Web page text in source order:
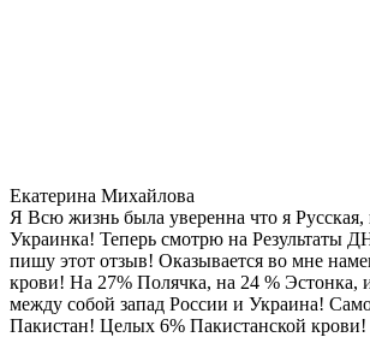
Екатерина Михайлова
Я Всю жизнь была уверенна что я Русская,
Украинка! Теперь смотрю на Результаты
пишу этот отзыв! Оказывается во мне
крови! На 27% Полячка, на 24 % Эстонка,
между собой запад России и Украина!
Пакистан! Целых 6% Пакистанской крови!